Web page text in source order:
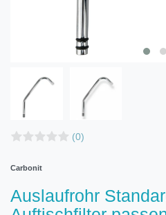
(0)
Carbonit
Auslaufrohr